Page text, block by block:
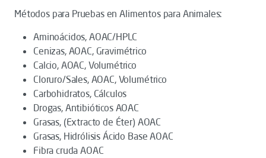
Métodos para Pruebas en Alimentos para Animales:
Aminoácidos, AOAC/HPLC
Cenizas, AOAC, Gravimétrico
Calcio, AOAC, Volumétrico
Cloruro/Sales, AOAC, Volumétrico
Carbohidratos, Cálculos
Drogas, Antibióticos AOAC
Grasas, (Extracto de Éter) AOAC
Grasas, Hidrólisis Ácido Base AOAC
Fibra cruda AOAC